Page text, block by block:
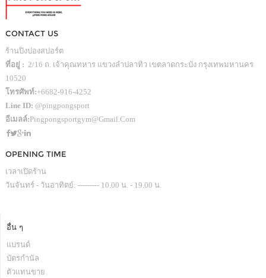
CONTACT US
ร้านปิงปองสปอร์ต
ที่อยู่ : 2/16 ถ. เจ้าคุณทหาร แขวงลำปลาทิว เขตลาดกระบัง กรุงเทพมหานคร
10520
โทรศัพท์:+6682-916-4252
Line ID: @pingpongsport
อีเมลล์:Pingpongsportgym@gmail.com
OPENING TIME
เวลาเปิดร้าน
วันจันทร์ - วันอาทิตย์: --------- 10.00 น. - 19.00 น.
อื่น ๆ
แบรนด์
บัตรกำนัล
ตัวแทนขาย